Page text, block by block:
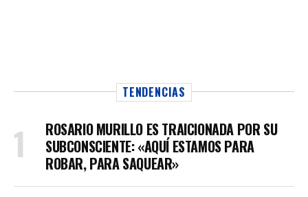
TENDENCIAS
ROSARIO MURILLO ES TRAICIONADA POR SU
SUBCONSCIENTE: «AQUÍ ESTAMOS PARA
ROBAR, PARA SAQUEAR»